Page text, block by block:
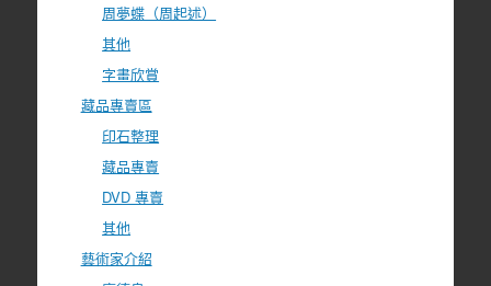
周夢蝶（周起述）
其他
字畫欣賞
藏品專賣區
印石整理
藏品專賣
DVD 專賣
其他
藝術家介紹